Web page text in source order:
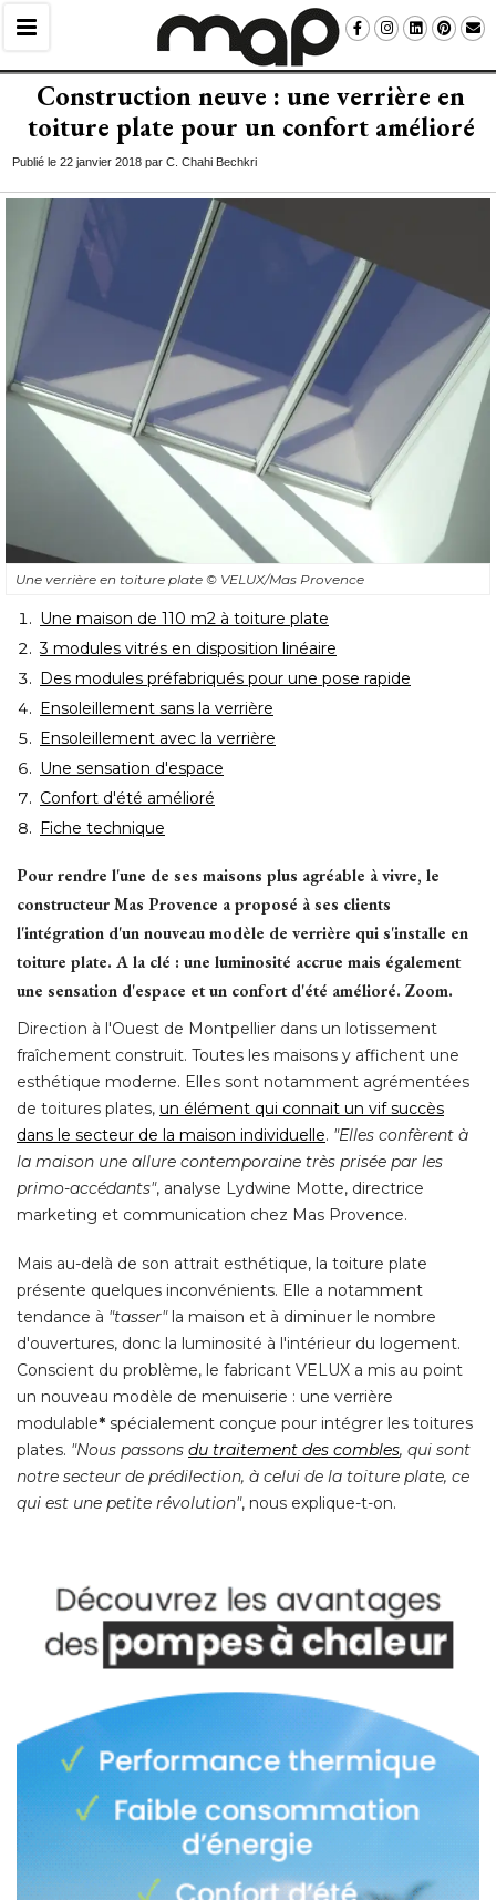
Construction neuve : une verrière en
toiture plate pour un confort amélioré
Publié le 22 janvier 2018 par C. Chahi Bechkri
Une verrière en toiture plate © VELUX/Mas Provence
Une maison de 110 m2 à toiture plate
3 modules vitrés en disposition linéaire
Des modules préfabriqués pour une pose rapide
Ensoleillement sans la verrière
Ensoleillement avec la verrière
Une sensation d'espace
Confort d'été amélioré
Fiche technique
Pour rendre l'une de ses maisons plus agréable à vivre, le
constructeur Mas Provence a proposé à ses clients
l'intégration d'un nouveau modèle de verrière qui s'installe en
toiture plate. A la clé : une luminosité accrue mais également
une sensation d'espace et un confort d'été amélioré. Zoom.
Direction à l'Ouest de Montpellier dans un lotissement
fraîchement construit. Toutes les maisons y affichent une
esthétique moderne. Elles sont notamment agrémentées
de toitures plates, un élément qui connait un vif succès
dans le secteur de la maison individuelle. "Elles confèrent à
la maison une allure contemporaine très prisée par les
primo-accédants", analyse Lydwine Motte, directrice
marketing et communication chez Mas Provence.
Mais au-delà de son attrait esthétique, la toiture plate
présente quelques inconvénients. Elle a notamment
tendance à "tasser"la maison et à diminuer le nombre
d'ouvertures, donc la luminosité à l'intérieur du logement.
Conscient du problème, le fabricant VELUX a mis au point
un nouveau modèle de menuiserie : une verrière
modulable* spécialement conçue pour intégrer les toitures
plates. "Nous passons du traitement des combles, qui sont
notre secteur de prédilection, à celui de la toiture plate, ce
qui est une petite révolution", nous explique-t-on.